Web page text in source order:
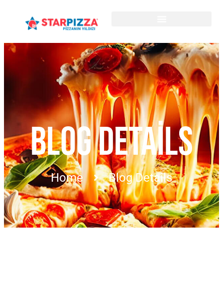
BLOG DETAILS
Home Blog Details